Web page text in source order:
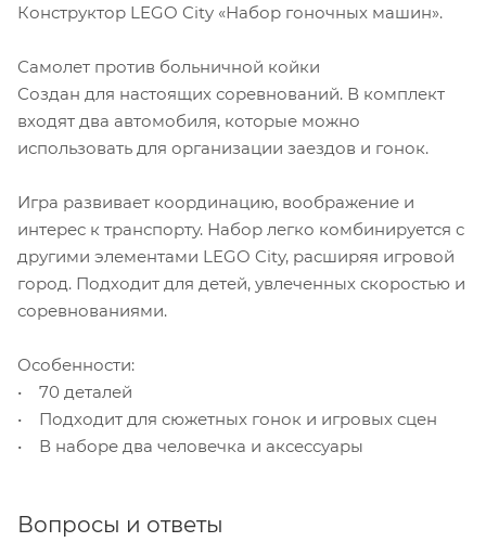
Конструктор LEGO City «Набор гоночных машин».
Самолет против больничной койки
Создан для настоящих соревнований. В комплект
входят два автомобиля, которые можно
использовать для организации заездов и гонок.
Игра развивает координацию, воображение и
интерес к транспорту. Набор легко комбинируется с
другими элементами LEGO City, расширяя игровой
город. Подходит для детей, увлеченных скоростью и
соревнованиями.
Особенности:
• 70 деталей
• Подходит для сюжетных гонок и игровых сцен
• В наборе два человечка и аксессуары
Вопросы и ответы